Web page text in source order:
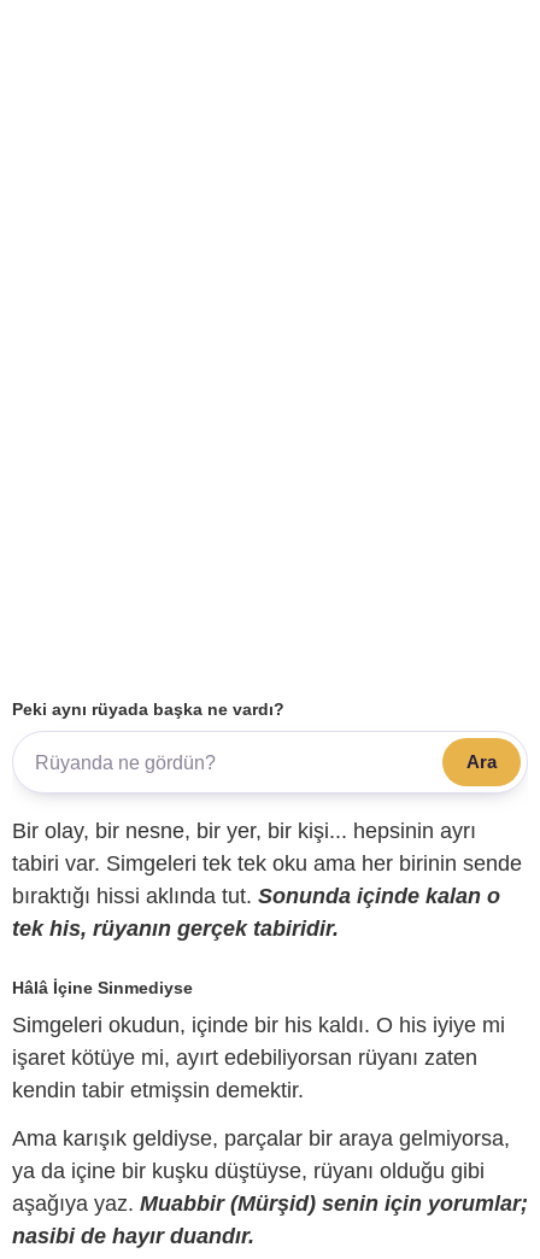
Peki aynı rüyada başka ne vardı?
Ara
Bir olay, bir nesne, bir yer, bir kişi... hepsinin ayrı
tabiri var. Simgeleri tek tek oku ama her birinin sende
bıraktığı hissi aklında tut. Sonunda içinde kalan o
tek his, rüyanın gerçek tabiridir.
Hâlâ İçine Sinmediyse
Simgeleri okudun, içinde bir his kaldı. O his iyiye mi
işaret kötüye mi, ayırt edebiliyorsan rüyanı zaten
kendin tabir etmişsin demektir.
Ama karışık geldiyse, parçalar bir araya gelmiyorsa,
ya da içine bir kuşku düştüyse, rüyanı olduğu gibi
aşağıya yaz. Muabbir (Mürşid) senin için yorumlar;
nasibi de hayır duandır.